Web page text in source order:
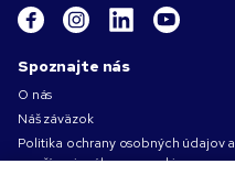
Spoznajte nás
O nás
Náš záväzok
Politika ochrany osobných údajov a
používania súborov cookie